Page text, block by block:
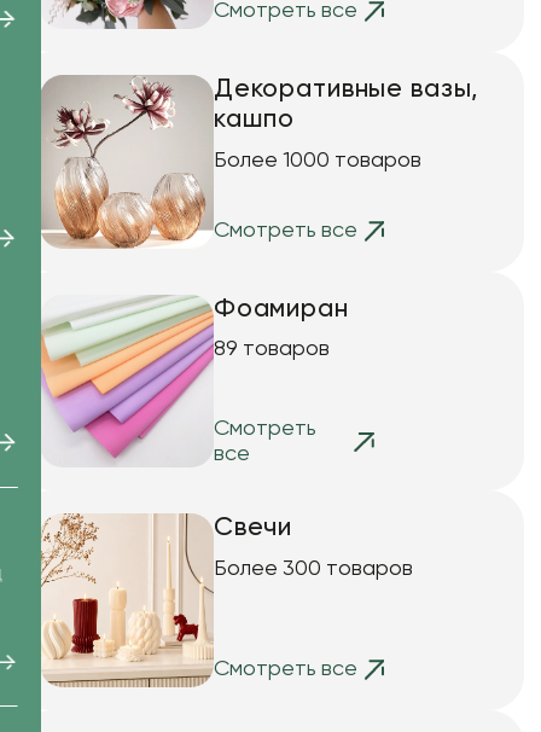
Смотреть все
Декоративные вазы,
кашпо
Более 1000 товаров
Смотреть все
Фоамиран
89 товаров
Смотреть
все
Свечи
Более 300 товаров
Смотреть все